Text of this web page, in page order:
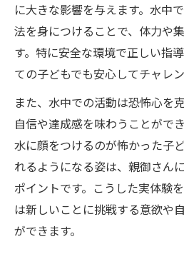
に大きな影響を与えます。水中
法を身につけることで、体力や
す。特に安全な環境で正しい指
ての子どもでも安心してチャレン
また、水中での活動は恐怖心を
自信や達成感を味わうことがで
水に顔をつけるのが怖かった子
れるようになる姿は、親御さん
ポイントです。こうした実体験
は新しいことに挑戦する意欲や
ができます。